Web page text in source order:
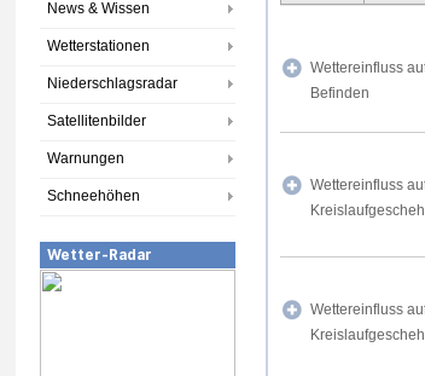
News & Wissen
Wetterstationen
Niederschlagsradar
Satellitenbilder
Warnungen
Schneehöhen
Wetter-Radar
Wettereinfluss
Befinden
Wettereinfluss
Wettereinfluss